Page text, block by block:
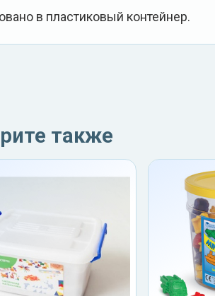
в пластиковый контейнер.
также